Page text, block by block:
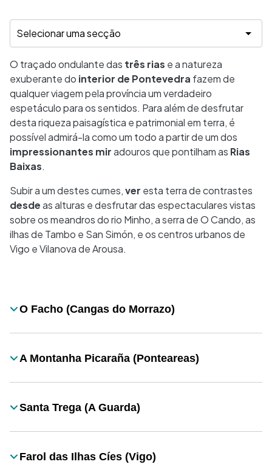
O traçado ondulante das três rias e a natureza
exuberante do interior de Pontevedra fazem de
qualquer viagem pela província um verdadeiro
espetáculo para os sentidos. Para além de desfrutar
desta riqueza paisagística e patrimonial em terra, é
possível admirá-la como um todo a partir de um dos
impressionantes miradouros que pontilham as Rias
Baixas.
Subir a um destes cumes,ver esta terra de contrastes
desdeas alturas e desfrutar das espectaculares vistas
sobre os meandros do rio Minho, a serra de O Cando, as
ilhas de Tambo e San Simón, e os centros urbanos de
Vigo e Vilanova de Arousa.
Título
O Facho (Cangas do Morrazo)
Título
A Montanha Picaraña (Ponteareas)
Título
Santa Trega (A Guarda)
Título
Farol das Ilhas Cíes (Vigo)